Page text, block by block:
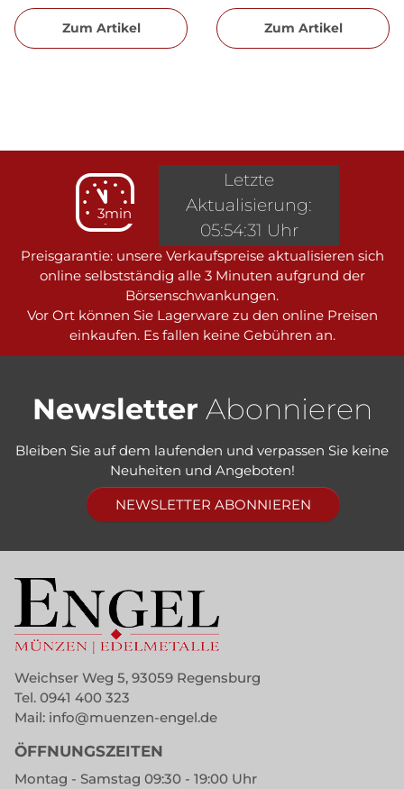
Zum Artikel Zum Artikel
3min
Preisgarantie: unsere Verkaufspreise aktualisieren sich
online selbstständig alle 3 Minuten aufgrund der
Börsenschwankungen.
Vor Ort können Sie Lagerware zu den online Preisen
einkaufen. Es fallen keine Gebühren an.
Letzte
Aktualisierung:
05:54:31 Uhr
Newsletter Abonnieren
Bleiben Sie auf dem laufenden und verpassen Sie keine
Neuheiten und Angeboten!
NEWSLETTER ABONNIEREN
Weichser Weg 5, 93059 Regensburg
Tel. 0941 400 323
Mail: info@muenzen-engel.de
ÖFFNUNGSZEITEN
Montag - Samstag 09:30 - 19:00 Uhr